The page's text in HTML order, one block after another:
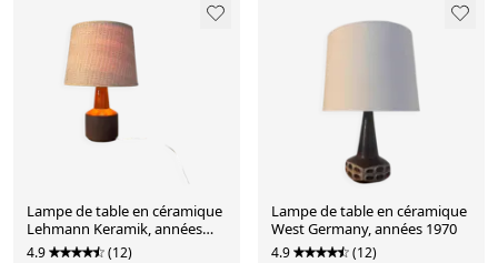
Lampe de table en céramique
Lehmann Keramik, années
1970
4.9 (12)
Lampe de table en céramique
West Germany, années 1970
4.9 (12)